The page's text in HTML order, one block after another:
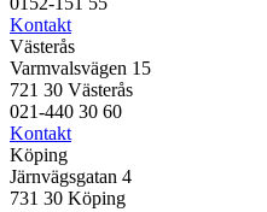
Kontakt
Västerås
Varmvalsvägen 15
721 30 Västerås
021-440 30 60
Kontakt
Köping
Järnvägsgatan 4
731 30 Köping